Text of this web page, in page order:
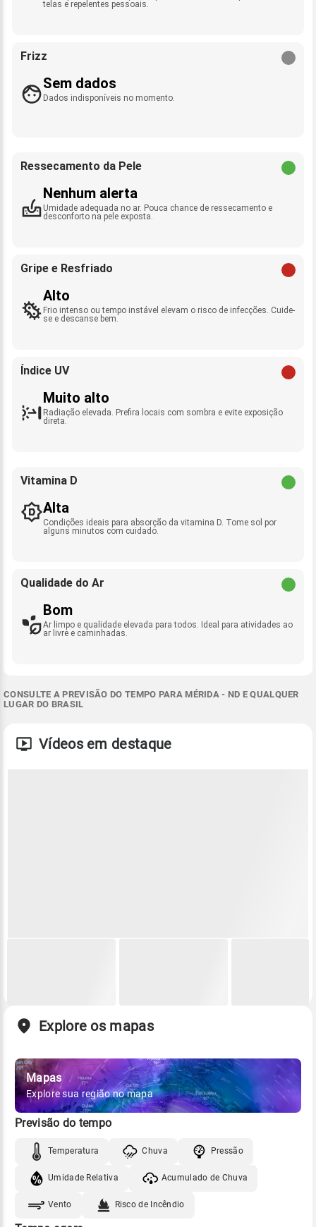
telas e repelentes pessoais.
Frizz
Sem dados
Dados indisponíveis no momento.
Ressecamento da Pele
Nenhum alerta
Umidade adequada no ar. Pouca chance de ressecamento e
desconforto na pele exposta.
Gripe e Resfriado
Alto
Frio intenso ou tempo instável elevam o risco de infecções. Cuide-
se e descanse bem.
Índice UV
Muito alto
Radiação elevada. Prefira locais com sombra e evite exposição
direta.
Vitamina D
Alta
Condições ideais para absorção da vitamina D. Tome sol por
alguns minutos com cuidado.
Qualidade do Ar
Bom
Ar limpo e qualidade elevada para todos. Ideal para atividades ao
ar livre e caminhadas.
CONSULTE A PREVISÃO DO TEMPO PARA MÉRIDA - ND E QUALQUER
LUGAR DO BRASIL
Vídeos em destaque
Explore os mapas
Mapas
Explore sua região no mapa
Previsão do tempo
Temperatura Chuva Pressão
Umidade Relativa Acumulado de Chuva
Vento Risco de Incêndio